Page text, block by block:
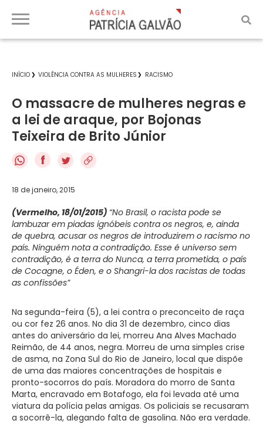
INÍCIO VIOLÊNCIA CONTRA AS MULHERES RACISMO
O massacre de mulheres negras e
a lei de araque, por Bojonas
Teixeira de Brito Júnior
f
18 de janeiro, 2015
(Vermelho, 18/01/2015) “No Brasil, o racista pode se
lambuzar em piadas ignóbeis contra os negros, e, ainda
de quebra, acusar os negros de introduzirem o racismo no
país. Ninguém nota a contradição. Esse é universo sem
contradição, é a terra do Nunca, a terra prometida, o país
de Cocagne, o Éden, e o Shangri-la dos racistas de todas
as confissões”
Na segunda-feira (5), a lei contra o preconceito de raça
ou cor fez 26 anos. No dia 31 de dezembro, cinco dias
antes do aniversário da lei, morreu Ana Alves Machado
Reimão, de 44 anos, negra. Morreu de uma simples crise
de asma, na Zona Sul do Rio de Janeiro, local que dispõe
de uma das maiores concentrações de hospitais e
pronto-socorros do país. Moradora do morro de Santa
Marta, encravado em Botafogo, ela foi levada até uma
viatura da polícia pelas amigas. Os policiais se recusaram
a socorrê-la, alegando falta de gasolina. Não era verdade.